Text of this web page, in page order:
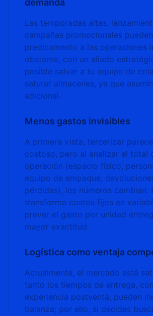
demanda
Las temporadas altas,
campañas promocionales
predicamento a las operaciones
obstante, con un aliado
posible salvar a tu equipo de
saturar almacenes, ya que
adicional.
Menos gastos invisibles
A primera vista, tercerizar
costoso, pero al analizar el total
operación (espacio físico,
equipo de empaque,
pérdidas), los números cambian.
transforma costos fijos en
prever el gasto por unidad
mayor exactitud.
Logística como ventaja
Actualmente, el mercado está
tanto los tiempos de entrega,
experiencia postventa, pueden
balanza; por ello, si decides